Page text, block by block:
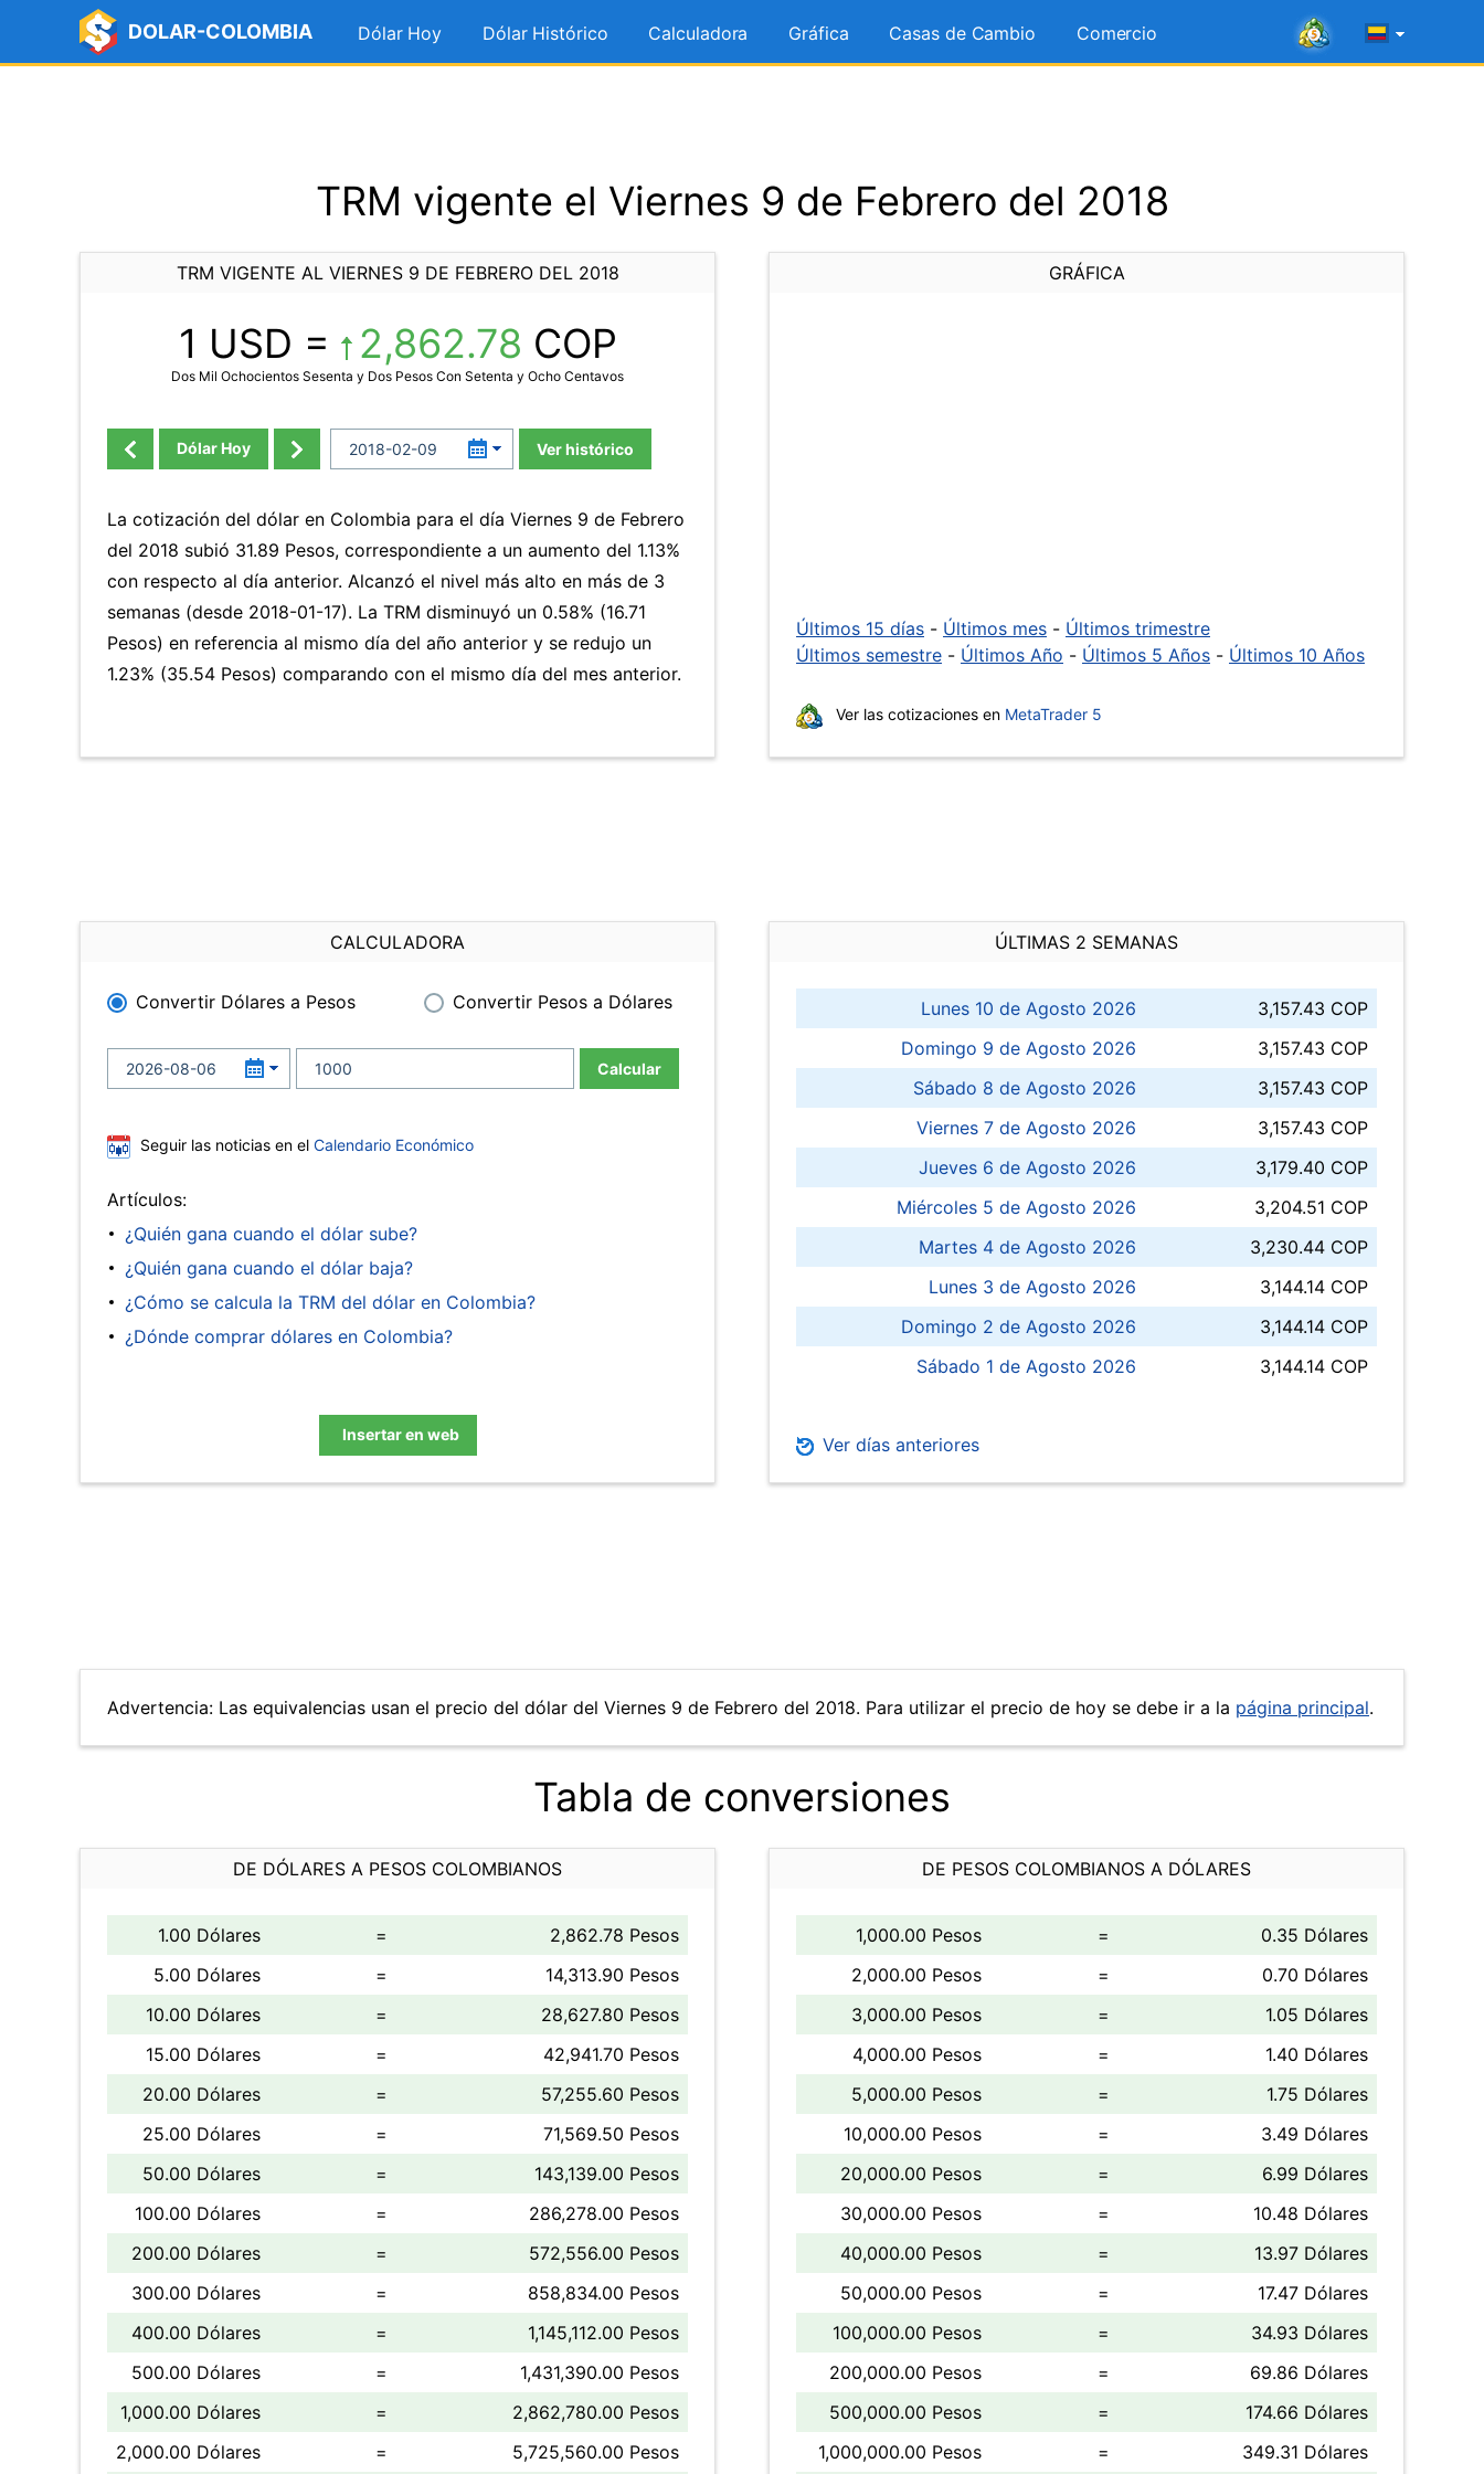
DOLAR-COLOMBIA Dólar Hoy Dólar Histórico Calculadora Gráfica Casas de Cambio Comercio
TRM vigente el Viernes 9 de Febrero del 2018
TRM VIGENTE AL VIERNES 9 DE FEBRERO DEL 2018
1 USD = 2,862.78 COP
Dos Mil Ochocientos Sesenta y Dos Pesos Con Setenta y Ocho Centavos
Dólar Hoy Ver histórico
La cotización del dólar en Colombia para el día Viernes 9 de Febrero
del 2018 subió 31.89 Pesos, correspondiente a un aumento del 1.13%
con respecto al día anterior. Alcanzó el nivel más alto en más de 3
semanas (desde 2018-01-17). La TRM disminuyó un 0.58% (16.71
Pesos) en referencia al mismo día del año anterior y se redujo un
1.23% (35.54 Pesos) comparando con el mismo día del mes anterior.
GRÁFICA
Últimos 15 días - Últimos mes - Últimos trimestre
Últimos semestre - Últimos Año - Últimos 5 Años - Últimos 10 Años
Ver las cotizaciones en MetaTrader 5
CALCULADORA
Convertir Dólares a Pesos Convertir Pesos a Dólares
Calcular
Seguir las noticias en el Calendario Económico
Artículos:
¿Quién gana cuando el dólar sube?
¿Quién gana cuando el dólar baja?
¿Cómo se calcula la TRM del dólar en Colombia?
¿Dónde comprar dólares en Colombia?
Insertar en web
ÚLTIMAS 2 SEMANAS
Lunes 10 de Agosto 2026
3,157.43 COP
Domingo 9 de Agosto 2026
3,157.43 COP
Sábado 8 de Agosto 2026
3,157.43 COP
Viernes 7 de Agosto 2026
3,157.43 COP
Jueves 6 de Agosto 2026
3,179.40 COP
Miércoles 5 de Agosto 2026
3,204.51 COP
Martes 4 de Agosto 2026
3,230.44 COP
Lunes 3 de Agosto 2026
3,144.14 COP
Domingo 2 de Agosto 2026
3,144.14 COP
Sábado 1 de Agosto 2026
3,144.14 COP
Ver días anteriores
Advertencia: Las equivalencias usan el precio del dólar del Viernes 9 de Febrero del 2018. Para utilizar el precio de hoy se debe ir a la página principal.
Tabla de conversiones
DE DÓLARES A PESOS COLOMBIANOS
1.00 Dólares =
2,862.78 Pesos
5.00 Dólares
=
14,313.90 Pesos
10.00 Dólares
=
28,627.80 Pesos
15.00 Dólares
=
42,941.70 Pesos
20.00 Dólares
=
57,255.60 Pesos
25.00 Dólares
=
71,569.50 Pesos
50.00 Dólares
=
143,139.00 Pesos
100.00 Dólares
=
286,278.00 Pesos
200.00 Dólares
=
572,556.00 Pesos
300.00 Dólares
=
858,834.00 Pesos
400.00 Dólares
=
1,145,112.00 Pesos
500.00 Dólares
=
1,431,390.00 Pesos
1,000.00 Dólares
=
2,862,780.00 Pesos
2,000.00 Dólares
= 5,725,560.00 Pesos
DE PESOS COLOMBIANOS A DÓLARES
1,000.00 Pesos =
0.35 Dólares
2,000.00 Pesos
=
0.70 Dólares
3,000.00 Pesos
=
1.05 Dólares
4,000.00 Pesos
=
1.40 Dólares
5,000.00 Pesos
=
1.75 Dólares
10,000.00 Pesos
=
3.49 Dólares
20,000.00 Pesos
=
6.99 Dólares
30,000.00 Pesos
=
10.48 Dólares
40,000.00 Pesos
=
13.97 Dólares
50,000.00 Pesos
=
17.47 Dólares
100,000.00 Pesos
=
34.93 Dólares
200,000.00 Pesos
=
69.86 Dólares
500,000.00 Pesos
=
174.66 Dólares
1,000,000.00 Pesos
= 349.31 Dólares